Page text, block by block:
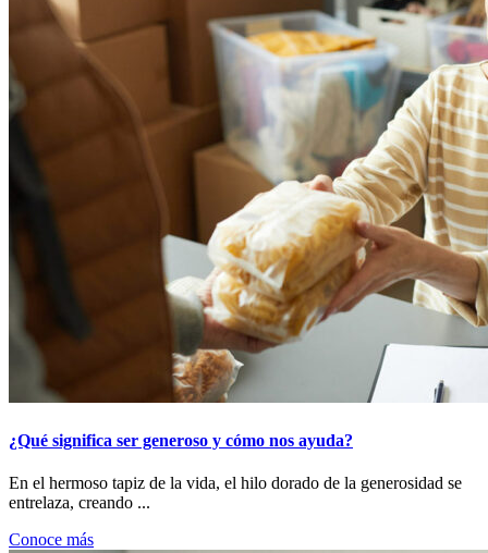
¿Qué significa ser generoso y cómo nos ayuda?
En el hermoso tapiz de la vida, el hilo dorado de la generosidad se
entrelaza, creando ...
Conoce más